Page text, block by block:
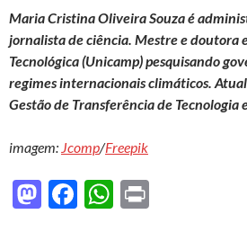
Maria Cristina Oliveira Souza é
jornalista de ciência. Mestre e doutora
Tecnológica (Unicamp) pesquisando
regimes internacionais climáticos.
Gestão de Transferência de Tecnologia
imagem: Jcomp/Freepik
M F
W